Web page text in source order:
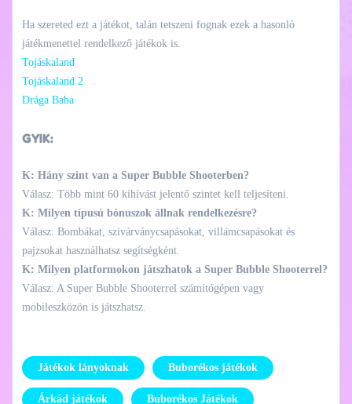
Ha szereted ezt a játékot, talán tetszeni fognak ezek a hasonló
játékmenettel rendelkező játékok is.
Tojáskaland
Tojáskaland 2
Drága Baba
GYIK:
K: Hány szint van a Super Bubble Shooterben?
Válasz: Több mint 60 kihívást jelentő szintet kell teljesíteni.
K: Milyen típusú bónuszok állnak rendelkezésre?
Válasz: Bombákat, szivárványcsapásokat, villámcsapásokat és
pajzsokat használhatsz segítségként.
K: Milyen platformokon játszhatok a Super Bubble Shooterrel?
Válasz: A Super Bubble Shooterrel számítógépen vagy
mobileszközön is játszhatsz.
Játékok lányoknak Buborékos játékok
Árkád játékok Buborékos Játékok